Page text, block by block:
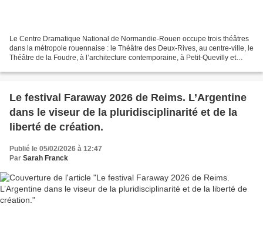
Le Centre Dramatique National de Normandie-Rouen occupe trois théâtres
dans la métropole rouennaise : le Théâtre des Deux-Rives, au centre-ville, le
Théâtre de la Foudre, à l’architecture contemporaine, à Petit-Quevilly et
Le festival Faraway 2026 de Reims. L’Argentine
dans le viseur de la pluridisciplinarité et de la
liberté de création.
Publié le 05/02/2026 à 12:47
Par Sarah Franck